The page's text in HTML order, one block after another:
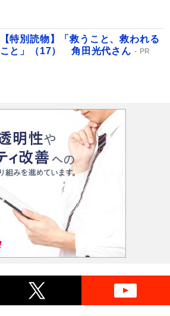
【特別読物】「救うこと、救われる
こと」（17） 角田光代さん
PR